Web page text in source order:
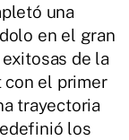
una
en el gran
de la
con el primer
trayectoria
los